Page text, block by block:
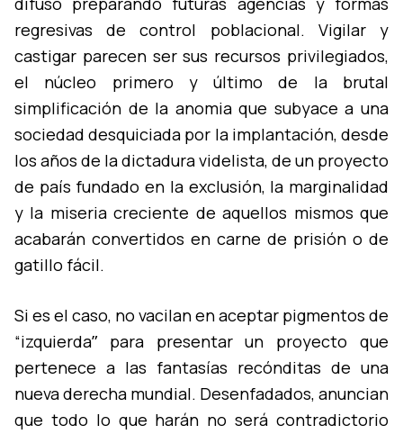
regresivas de control poblacional. Vigilar y
castigar parecen ser sus recursos privilegiados,
el núcleo primero y último de la brutal
simplificación de la anomia que subyace a una
sociedad desquiciada por la implantación, desde
los años de la dictadura videlista, de un proyecto
de paí­s fundado en la exclusión, la marginalidad
y la miseria creciente de aquellos mismos que
acabarán convertidos en carne de prisión o de
gatillo fácil.
Si es el caso, no vacilan en aceptar pigmentos de
“izquierdaˮ para presentar un proyecto que
pertenece a las fantasí­as recónditas de una
nueva derecha mundial. Desenfadados, anuncian
que todo lo que harán no será contradictorio